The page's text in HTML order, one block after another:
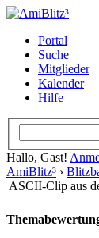
Portal
Suche
Mitglieder
Kalender
Hilfe
Hallo, Gast!
AmiBlitz³ ›
ASCII-Clip aus